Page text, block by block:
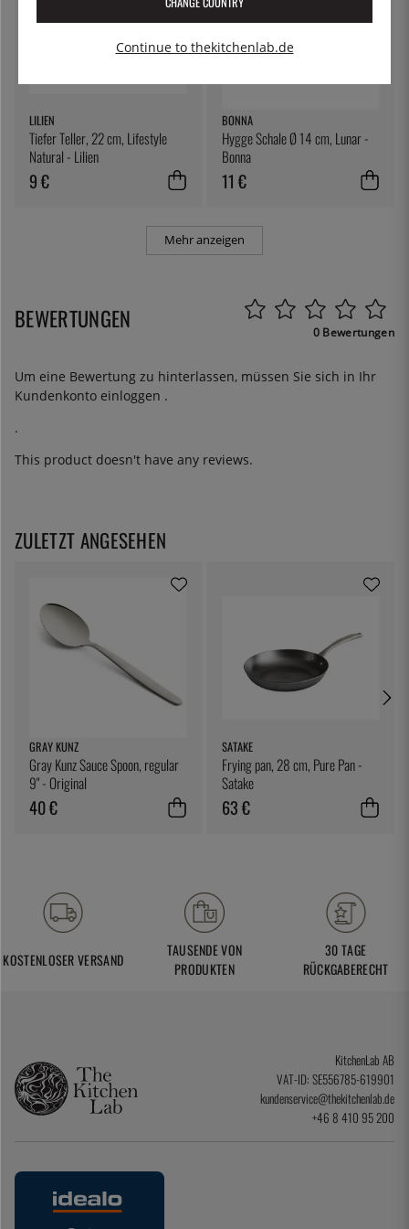
LILIEN
Tiefer Teller, 22 cm, Lifestyle
Natural - Lilien
9 €
BONNA
Hygge Schale Ø 14 cm, Lunar -
Bonna
11 €
Mehr anzeigen
BEWERTUNGEN 0 Bewertungen
Um eine Bewertung zu hinterlassen, müssen Sie sich in Ihr
Kundenkonto einloggen .
.
This product doesn't have any reviews.
ZULETZT ANGESEHEN
GRAY KUNZ
Gray Kunz Sauce Spoon, regular
9" - Original
40 €
SATAKE
Frying pan, 28 cm, Pure Pan -
Satake
63 €
KOSTENLOSER VERSAND
TAUSENDE VON
PRODUKTEN
30 TAGE
RÜCKGABERECHT
KitchenLab AB
VAT-ID: SE556785-619901
kundenservice@thekitchenlab.de
+46 8 410 95 200
Continue to thekitchenlab.de